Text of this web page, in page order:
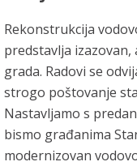
Rekonstrukcija
predstavlja
grada. Radovi se
strogo poštovanje
Nastavljamo s
bismo građanima
modernizovan